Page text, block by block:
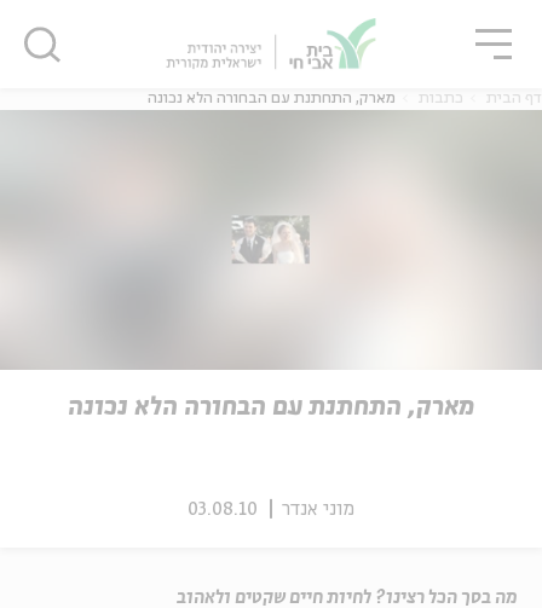
דף הבית כתבות מארק, התחתנת עם הבחורה הלא נכונה
מארק, התחתנת עם הבחורה הלא נכונה
מוני אנדר 03.08.10
מה בסך הכל רצינו? לחיות חיים שקטים ולאהוב
סגור